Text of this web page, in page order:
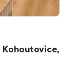
Kohoutovice,